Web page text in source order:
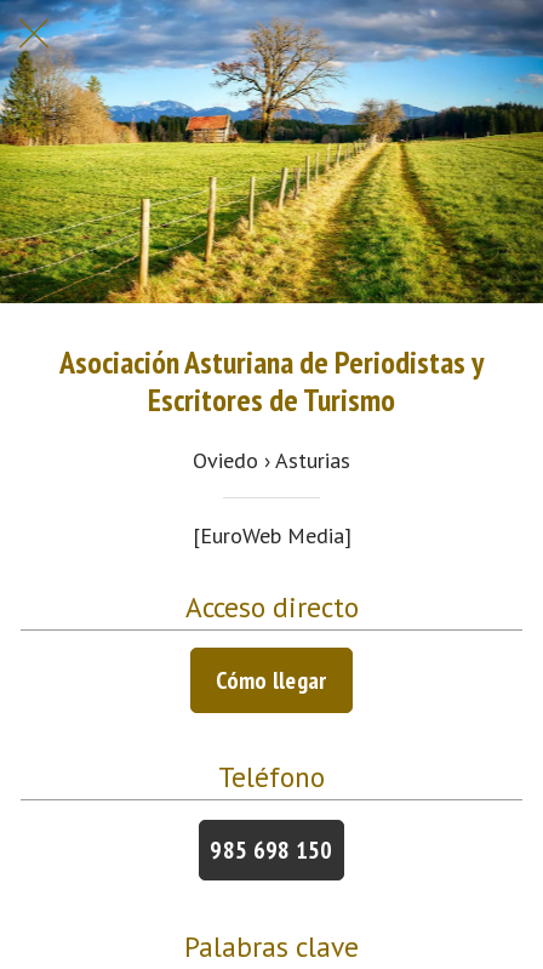
Asociación Asturiana de Periodistas y
Escritores de Turismo
Oviedo › Asturias
[EuroWeb Media]
Acceso directo
Cómo llegar
Teléfono
985 698 150
Palabras clave